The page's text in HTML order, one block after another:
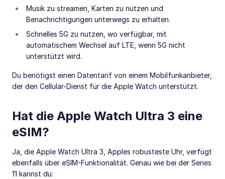
Musik zu streamen, Karten zu nutzen und
Benachrichtigungen unterwegs zu erhalten.
Schnelles 5G zu nutzen, wo verfügbar, mit
automatischem Wechsel auf LTE, wenn 5G nicht
unterstützt wird.
Du benötigst einen Datentarif von einem Mobilfunkanbieter,
der den Cellular-Dienst für die Apple Watch unterstützt.
Hat die Apple Watch Ultra 3 eine
eSIM?
Ja, die Apple Watch Ultra 3, Apples robusteste Uhr, verfügt
ebenfalls über eSIM-Funktionalität. Genau wie bei der Series
11 kannst du: